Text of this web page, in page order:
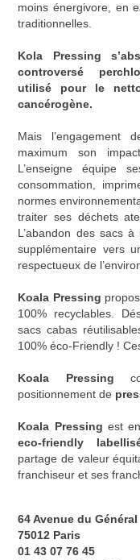
moins énergivore, en
traditionnelles.
Kola Pressing
controversé
utilisé pour le
cancérogène.
Mais l’engagement
maximum son
L’enseigne équipe
consommation,
normes
traiter ses déchets
L’abandon des sacs à
supplémentaire vers
respectueux de
Koala Pressing
100% recyclables.
sacs cabas
100% éco-Friendly !
Koala Pressing
positionnement de
Koala Pressing est
eco-friendly
partage de valeur
franchiseur et ses
64 Avenue du
75012 Paris
01 43 07 76 45